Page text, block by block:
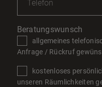
Beratungswunsch
allgemeines
Anfrage / Rückruf
kostenloses
unseren Räumlichkeiten